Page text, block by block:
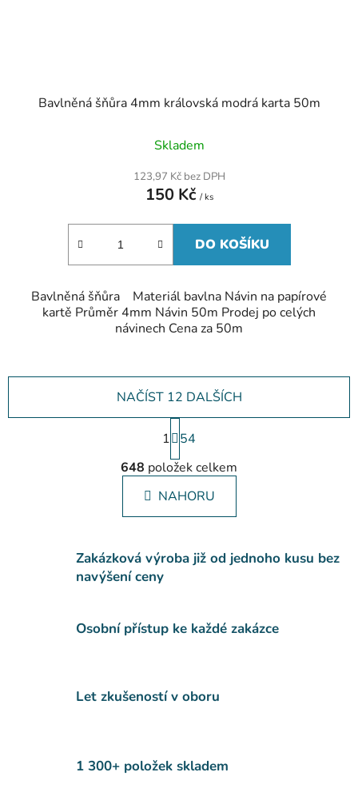
Bavlněná šňůra 4mm královská modrá karta 50m
Skladem
123,97 Kč bez DPH
150 Kč / ks
DO KOŠÍKU
Bavlněná šňůra Materiál bavlna Návin na papírové
kartě Průměr 4mm Návin 50m Prodej po celých
návinech Cena za 50m
O
v
l
á
d
c
v
ý
u
NAČÍST 12 DALŠÍCH
S
t
r
á
k
o
n
1
54
648 položek celkem
NAHORU
Zakázková výroba již od jednoho kusu bez
navýšení ceny
Osobní přístup ke každé zakázce
Let zkušeností v oboru
1 300+ položek skladem